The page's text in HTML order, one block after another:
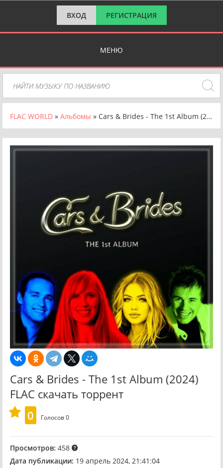
ВХОД РЕГИСТРАЦИЯ
МЕНЮ
FLAC WORLD » Альбомы » Cars & Brides - The 1st Album (2024) FLAC
Cars & Brides - The 1st Album (2024)
FLAC скачать торрент
0
Голосов0
Просмотров: 458
Дата публикации: 19 апрель 2024, 21:41:04